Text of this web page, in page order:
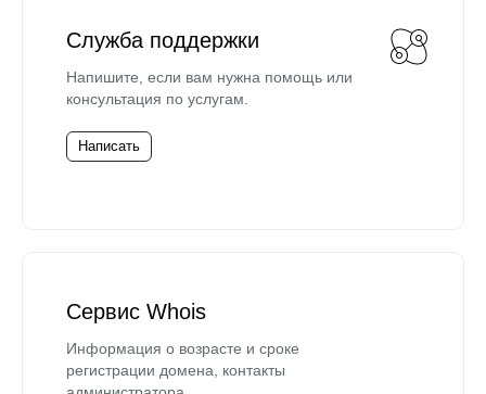
Служба поддержки
Напишите, если вам нужна помощь или
консультация по услугам.
Написать
Сервис Whois
Информация о возрасте и сроке
регистрации домена, контакты